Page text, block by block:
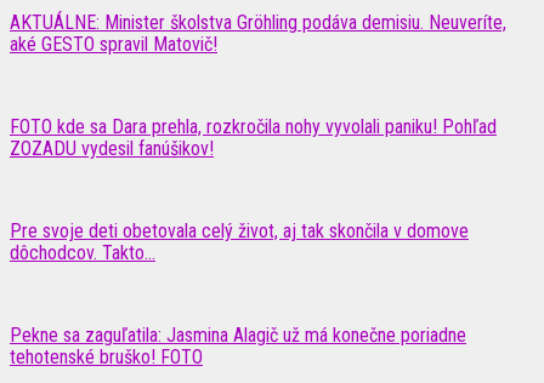
AKTUÁLNE: Minister školstva Gröhling podáva demisiu. Neuveríte,
aké GESTO spravil Matovič!
FOTO kde sa Dara prehla, rozkročila nohy vyvolali paniku! Pohľad
ZOZADU vydesil fanúšikov!
Pre svoje deti obetovala celý život, aj tak skončila v domove
dôchodcov. Takto...
Pekne sa zaguľatila: Jasmina Alagič už má konečne poriadne
tehotenské bruško! FOTO